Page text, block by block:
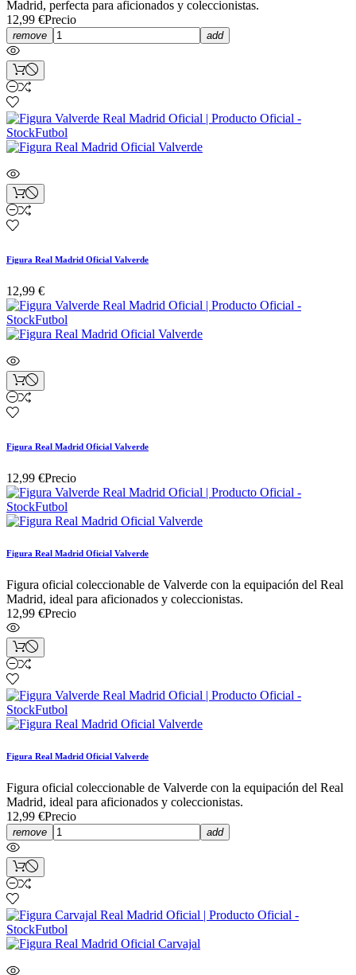
Madrid, perfecta para aficionados y coleccionistas.
12,99 €Precio
remove add
Figura Real Madrid Oficial Valverde
12,99 €
Figura Real Madrid Oficial Valverde
12,99 €Precio
Figura Real Madrid Oficial Valverde
Figura oficial coleccionable de Valverde con la equipación del Real
Madrid, ideal para aficionados y coleccionistas.
12,99 €Precio
Figura Real Madrid Oficial Valverde
Figura oficial coleccionable de Valverde con la equipación del Real
Madrid, ideal para aficionados y coleccionistas.
12,99 €Precio
remove add